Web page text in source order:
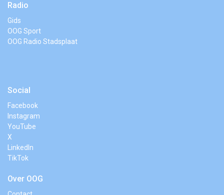
Radio
Gids
OOG Sport
OOG Radio Stadsplaat
Social
Facebook
Instagram
YouTube
X
LinkedIn
TikTok
Over OOG